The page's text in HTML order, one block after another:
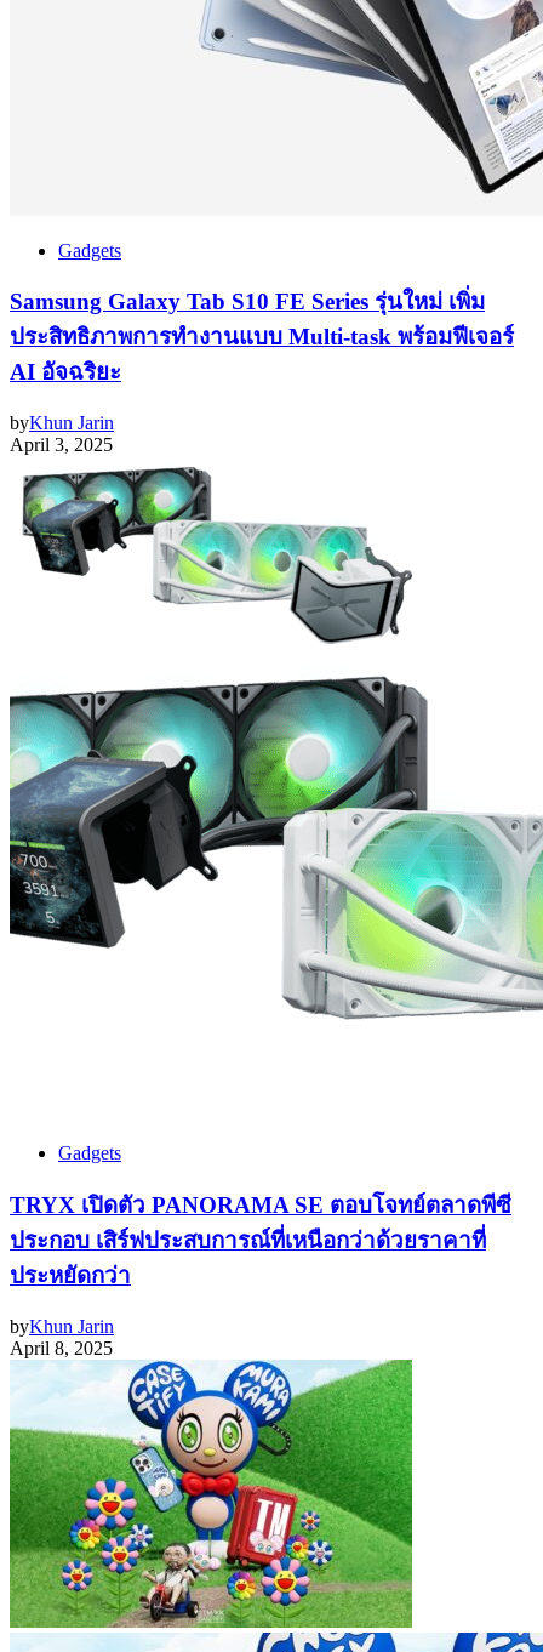
Gadgets
Samsung Galaxy Tab S10 FE Series รุ่นใหม่ เพิ่ม
ประสิทธิภาพการทำงานแบบ Multi-task พร้อมฟีเจอร์
AI อัจฉริยะ
byKhun Jarin
April 3, 2025
Gadgets
TRYX เปิดตัว PANORAMA SE ตอบโจทย์ตลาดพีซี
ประกอบ เสิร์ฟประสบการณ์ที่เหนือกว่าด้วยราคาที่
ประหยัดกว่า
byKhun Jarin
April 8, 2025